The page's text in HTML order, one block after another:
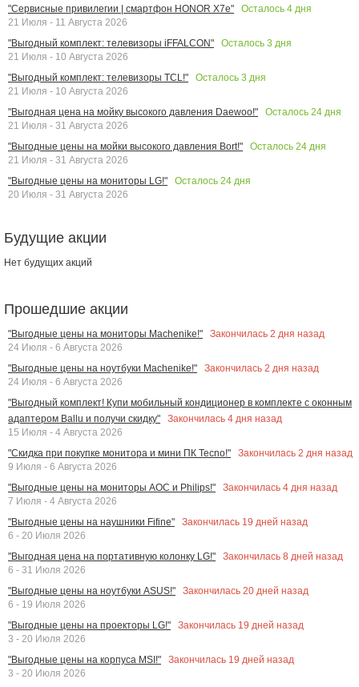
"Сервисные привилегии | смартфон HONOR X7e"
Осталось 4 дня
21 Июля - 11 Августа 2026
"Выгодный комплект: телевизоры iFFALCON"
Осталось 3 дня
21 Июля - 10 Августа 2026
"Выгодный комплект: телевизоры TCL!"
Осталось 3 дня
21 Июля - 10 Августа 2026
"Выгодная цена на мойку высокого давления Daewoo!"
Осталось 24 дня
21 Июля - 31 Августа 2026
"Выгодные цены на мойки высокого давления Bort!"
Осталось 24 дня
21 Июля - 31 Августа 2026
"Выгодные цены на мониторы LG!"
Осталось 24 дня
20 Июля - 31 Августа 2026
Будущие акции
Нет будущих акций
Прошедшие акции
"Выгодные цены на мониторы Machenike!" Закончилась 2 дня назад
24 Июля - 6 Августа 2026
"Выгодные цены на ноутбуки Machenike!"
Закончилась 2 дня назад
24 Июля - 6 Августа 2026
"Выгодный комплект! Купи мобильный кондиционер в комплекте с оконным
адаптером Ballu и получи скидку"
Закончилась 4 дня назад
15 Июля - 4 Августа 2026
"Скидка при покупке монитора и мини ПК Tecno!"
Закончилась 2 дня назад
9 Июля - 6 Августа 2026
"Выгодные цены на мониторы AOC и Philips!"
Закончилась 4 дня назад
7 Июля - 4 Августа 2026
"Выгодные цены на наушники Fifine"
Закончилась 19 дней назад
6 - 20 Июля 2026
"Выгодная цена на портативную колонку LG!"
Закончилась 8 дней назад
6 - 31 Июля 2026
"Выгодные цены на ноутбуки ASUS!"
Закончилась 20 дней назад
6 - 19 Июля 2026
"Выгодные цены на проекторы LG!"
Закончилась 19 дней назад
3 - 20 Июля 2026
"Выгодные цены на корпуса MSI!"
Закончилась 19 дней назад
3 - 20 Июля 2026